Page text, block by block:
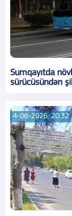
Sumqayıtda
sürücüsündən
4-08-2026, 20:32